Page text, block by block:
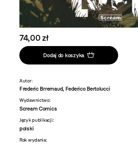
74,00 zł
Dodaj do koszyka
Autor:
Frederic Brremaud, Federico Bertolucci
Wydawnictwo:
Scream Comics
Język publikacji:
polski
Rok wydania: